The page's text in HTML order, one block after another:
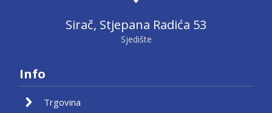
Sirač, Stjepana Radića 53
Sjedište
Info
Trgovina